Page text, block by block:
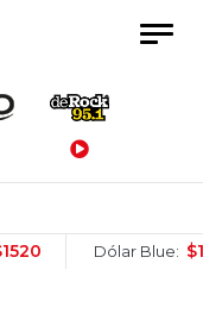
Dólar Blue: $1520